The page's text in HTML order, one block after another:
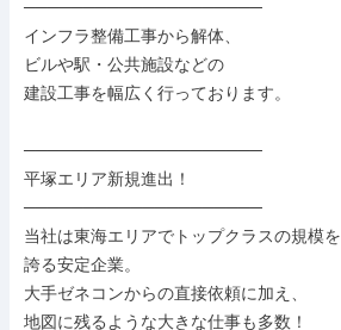
────────────────────
インフラ整備工事から解体、
ビルや駅・公共施設などの
建設工事を幅広く行っております。
────────────────────
平塚エリア新規進出！
────────────────────
当社は東海エリアでトップクラスの規模を
誇る安定企業。
大手ゼネコンからの直接依頼に加え、
地図に残るような大きな仕事も多数！